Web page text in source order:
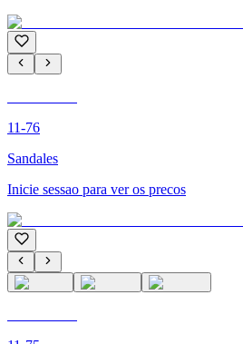
11-76
Sandales
Inicie sessao para ver os precos